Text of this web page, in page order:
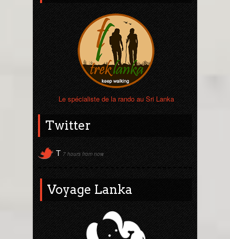
Le spécialiste de la rando au Sri Lanka
Twitter
T 7 hours from now
Voyage Lanka